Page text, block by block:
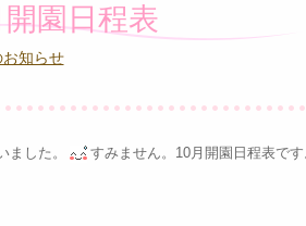
開園日程表
知らせ
ました。 すみません。10月開園日程表です